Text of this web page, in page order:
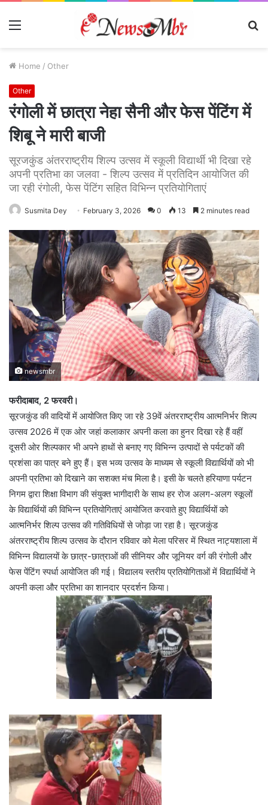
Menu
Home / Other
Other
रंगोली में छात्रा नेहा सैनी और फेस पेंटिंग में
शिबू ने मारी बाजी
सूरजकुंड अंतरराष्ट्रीय शिल्प उत्सव में स्कूली विद्यार्थी भी दिखा रहे
अपनी प्रतिभा का जलवा - शिल्प उत्सव में प्रतिदिन आयोजित की
जा रही रंगोली, फेस पेंटिंग सहित विभिन्न प्रतियोगिताएं
Susmita Dey February 3, 2026 0 13 2 minutes read
newsmbr
फरीदाबाद, 2 फरवरी।
सूरजकुंड की वादियों में आयोजित किए जा रहे 39वें अंतरराष्ट्रीय आत्मनिर्भर शिल्प
उत्सव 2026 में एक ओर जहां कलाकार अपनी कला का हुनर दिखा रहे हैं वहीं
दूसरी ओर शिल्पकार भी अपने हाथों से बनाए गए विभिन्न उत्पादों से पर्यटकों की
प्रशंसा का पात्र बने हुए हैं। इस भव्य उत्सव के माध्यम से स्कूली विद्यार्थियों को भी
अपनी प्रतिभा को दिखाने का सशक्त मंच मिला है। इसी के चलते हरियाणा पर्यटन
निगम द्वारा शिक्षा विभाग की संयुक्त भागीदारी के साथ हर रोज अलग-अलग स्कूलों
के विद्यार्थियों की विभिन्न प्रतियोगिताएं आयोजित करवाते हुए विद्यार्थियों को
आत्मनिर्भर शिल्प उत्सव की गतिविधियों से जोड़ा जा रहा है। सूरजकुंड
अंतरराष्ट्रीय शिल्प उत्सव के दौरान रविवार को मेला परिसर में स्थित नाट्यशाला में
विभिन्न विद्यालयों के छात्र-छात्राओं की सीनियर और जूनियर वर्ग की रंगोली और
फेस पेंटिंग स्पर्धा आयोजित की गई। विद्यालय स्तरीय प्रतियोगिताओं में विद्यार्थियों ने
अपनी कला और प्रतिभा का शानदार प्रदर्शन किया।